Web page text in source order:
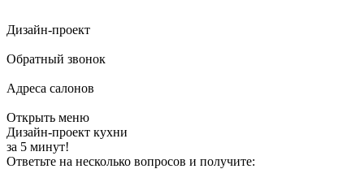
Дизайн-проект
Обратный звонок
Адреса салонов
Открыть меню
Дизайн-проект кухни
за 5 минут!
Ответьте на несколько вопросов и получите: